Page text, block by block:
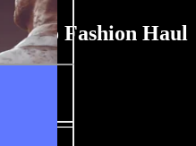
Fashion Haul